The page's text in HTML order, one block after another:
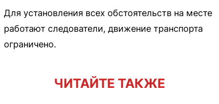
Для установления всех обстоятельств на месте
работают следователи, движение транспорта
ограничено.
ЧИТАЙТЕ ТАКЖЕ